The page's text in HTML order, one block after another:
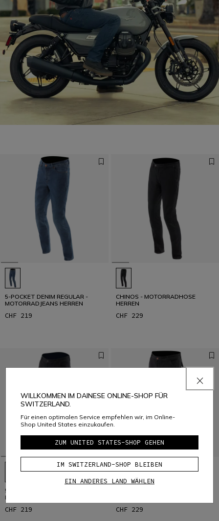
5-POCKET DENIM REGULAR -
MOTORRADJEANS HERREN
CHF 219
CHINOS - MOTORRADHOSE
HERREN
CHF 229
5-POCKET DENIM SLIM -
MOTORRADJEANS HERREN
CHF 219 CHF 229
WILLKOMMEN IM DAINESE ONLINE-SHOP FÜR
SWITZERLAND.
Für einen optimalen Service empfehlen wir, im Online-
Shop United States einzukaufen.
ZUM UNITED STATES-SHOP GEHEN
IM SWITZERLAND-SHOP BLEIBEN
EIN ANDERES LAND WÄHLEN